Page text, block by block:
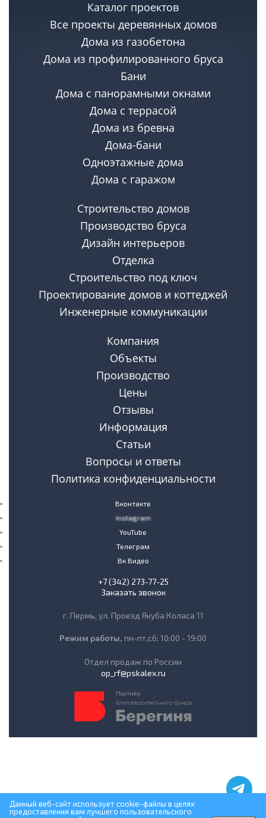
лаконичным. Это самый удобный для дизайнеров вариант,
позволяющий использовать для внутренней отделки, как
классические, так и нестандартные решения, например, арки или
декоративные колонны.
Каталог проектов
Все проекты деревянных домов
Дома из газобетона
Дома из профилированного бруса
Бани
Дома с панорамными окнами
Дома с террасой
Дома из бревна
Дома-бани
Одноэтажные дома
Дома с гаражом
Строительство домов
Производство бруса
Дизайн интерьеров
Отделка
Строительство под ключ
Проектирование домов и коттеджей
Инженерные коммуникации
Компания
Объекты
Производство
Цены
Отзывы
Информация
Статьи
Вопросы и ответы
Политика конфиденциальности
Вконтакте
Instagram
YouTube
Телеграм
Вк Видео
+7 (342) 273-77-25
Заказать звонок
г. Пермь, ул. Проезд Якуба Коласа 11
Режим работы, пн-пт,сб: 10:00 - 19:00
Отдел продаж по России
op_rf@pskalex.ru
Данный веб-сайт использует cookie-файлы в целях
предоставления вам лучшего пользовательского